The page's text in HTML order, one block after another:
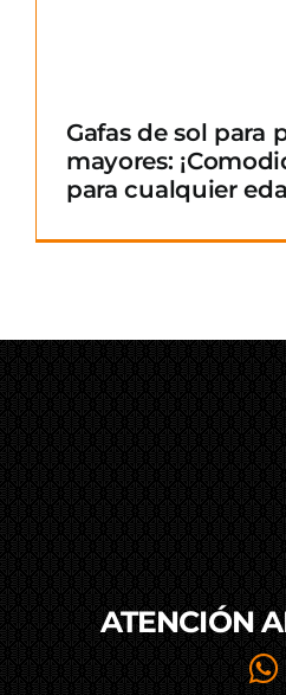
Gafas de sol para
mayores:
para cualquier
ATENCIÓN